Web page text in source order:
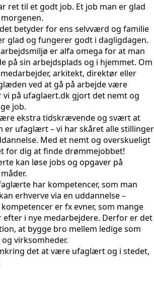
ret til et godt job. Et job man er glad
betyder for ens selvværd og familie
glad og fungerer godt i dagligdagen.
er alfa omega for at man
på sin arbejdsplads og i hjemmet. Om
arkitekt, direktør eller
ved at gå på arbejde være
på ufaglaert.dk gjort det nemt og
job.
ekstra tidskrævende og svært at
er ufaglært – vi har skåret alle stillinger
Med et nemt og overskueligt
for dig at finde drømmejobbet!
kan løse jobs og opgaver på
har kompetencer, som man
erhverve via en uddannelse –
er fx evner, som mange
i nye medarbejdere. Derfor er det
at bygge bro mellem ledige som
virksomheder.
det at være ufaglært og i stedet,